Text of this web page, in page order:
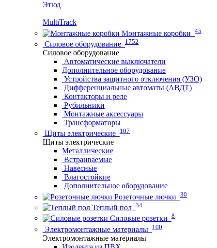
Этюд
MultiTrack
Монтажные коробки 45
Силовое оборудование 1752
Силовое оборудование
Автоматические выключатели
Дополнительное оборудование
Устройства защитного отключения (УЗО)
Дифференциальные автоматы (АВДТ)
Контакторы и реле
Рубильники
Монтажные аксессуары
Трансформаторы
Щиты электрические 107
Щиты электрические
Металлические
Встраиваемые
Навесные
Влагостойкие
Дополнительное оборудование
Розеточные лючки 30
Теплый пол 34
Силовые розетки 8
Электромонтажные материалы 100
Электромонтажные материалы